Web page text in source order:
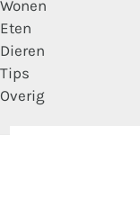
Wonen
Eten
Dieren
Tips
Overig